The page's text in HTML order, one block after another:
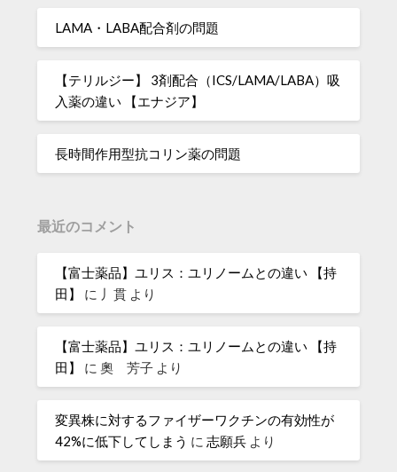
LAMA・LABA配合剤の問題
【テリルジー】 3剤配合（ICS/LAMA/LABA）吸
入薬の違い 【エナジア】
長時間作用型抗コリン薬の問題
最近のコメント
【富士薬品】ユリス：ユリノームとの違い 【持
田】
に 丿貫 より
【富士薬品】ユリス：ユリノームとの違い 【持
田】
に奧 芳子 より
変異株に対するファイザーワクチンの有効性が
42%に低下してしまう に志願兵 より